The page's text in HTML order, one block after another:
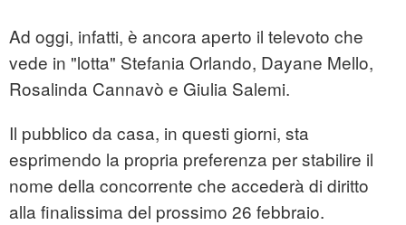
Ad oggi, infatti, è ancora aperto il televoto che
vede in "lotta" Stefania Orlando, Dayane Mello,
Rosalinda Cannavò e Giulia Salemi.
Il pubblico da casa, in questi giorni, sta
esprimendo la propria preferenza per stabilire il
nome della concorrente che accederà di diritto
alla finalissima del prossimo 26 febbraio.